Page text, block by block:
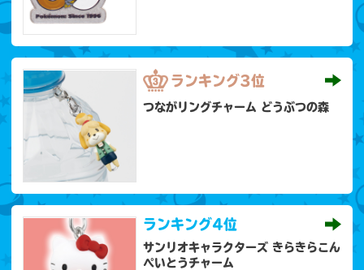
ランキング3位
つながリングチャーム どうぶつの森
ランキング4位
サンリオキャラクターズ きらきらこん
ぺいとうチャーム